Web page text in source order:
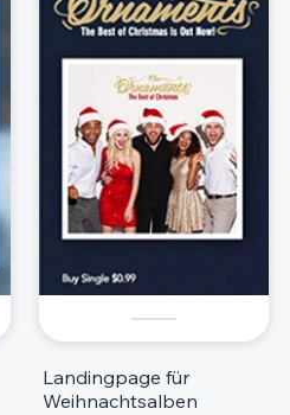
Landingpage für
Weihnachtsalben